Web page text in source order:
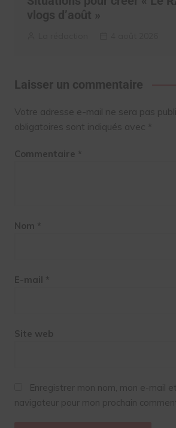
vlogs d’août »
Laisser un commentaire
Votre adresse e-mail ne sera pas
obligatoires sont indiqués avec *
Commentaire *
Nom *
E-mail *
Site web
Enregistrer mon nom, mon e-mail
navigateur pour mon prochain